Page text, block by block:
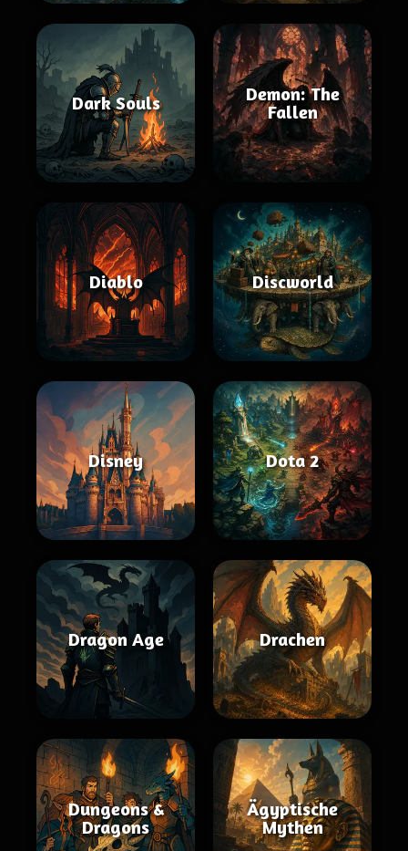
Dark Souls
Demon: The
Fallen
Diablo Discworld
Disney Dota 2
Dragon Age Drachen
Dungeons &
Dragons
Ägyptische
Mythen